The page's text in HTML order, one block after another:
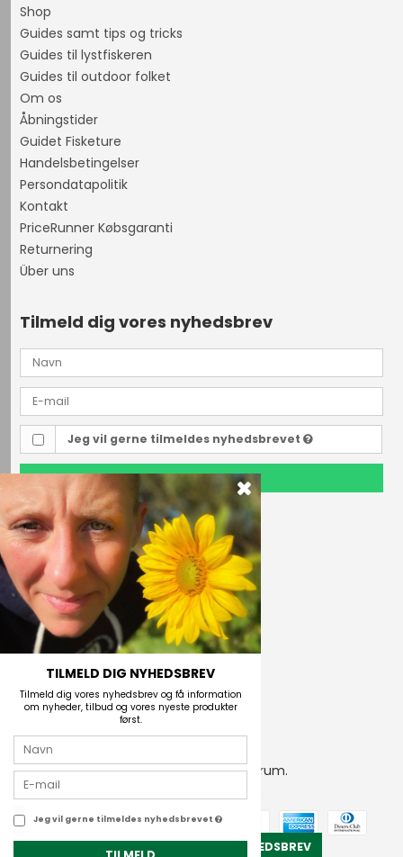
Shop
Guides samt tips og tricks
Guides til lystfiskeren
Guides til outdoor folket
Om os
Åbningstider
Guidet Fisketure
Handelsbetingelser
Persondatapolitik
Kontakt
PriceRunner Købsgaranti
Returnering
Über uns
Tilmeld dig vores nyhedsbrev
Jeg vil gerne tilmeldes nyhedsbrevet
TILMELD
Outdoor i Centrum
Perlegade 44
6400 Sønderborg, Danmark
Telefonnr.
(+45) 74 43 53 55
E-mail
2026 © Outdoor i Centrum.
TILMELD DIG NYHEDSBREV
Tilmeld dig vores nyhedsbrev og få information
om nyheder, tilbud og vores nyeste produkter
først.
Jeg vil gerne tilmeldes nyhedsbrevet
TILMELD NYHEDSBREV